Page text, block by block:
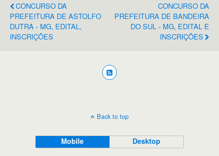
CONCURSO DA
PREFEITURA DE ASTOLFO
DUTRA - MG, EDITAL,
INSCRIÇÕES
CONCURSO DA
PREFEITURA DE BANDEIRA
DO SUL - MG, EDITAL E
INSCRIÇÕES
Back to top
Mobile Desktop